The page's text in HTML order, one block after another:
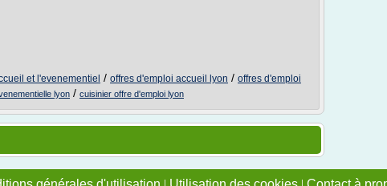
et l'evenementiel / offres d'emploi accueil lyon / offres d'emploi
lyon / cuisinier offre d'emploi lyon